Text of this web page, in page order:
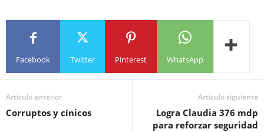
Facebook Twitter Pinterest WhatsApp
Artículo anterior
Corruptos y cínicos
Artículo siguiente
Logra Claudia 376 mdp
para reforzar seguridad